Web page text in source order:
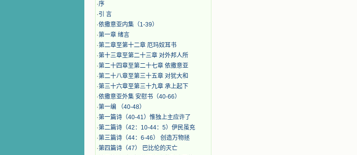
·序
·引 言
·​依撒意亚内集（1-39）
·第一章 绪言
·第二章至第十二章 厄玛奴耳书
·第十三章至第二十三章 对外邦人所
·第二十四章至第二十七章 依撒意亚
·第二十八章至第三十五章 对犹大和
·第三十六章至第三十九章 承上起下
·依撒意亚外集 安慰书（40-66）
·第一编 （40-48）
·第一篇诗（40-41）惟独上主应许了
·第二篇诗（42：10-44：5）伊民虽充
·第三篇诗（44：6-46） 创造万物拯
·第四篇诗（47） 巴比伦的灭亡